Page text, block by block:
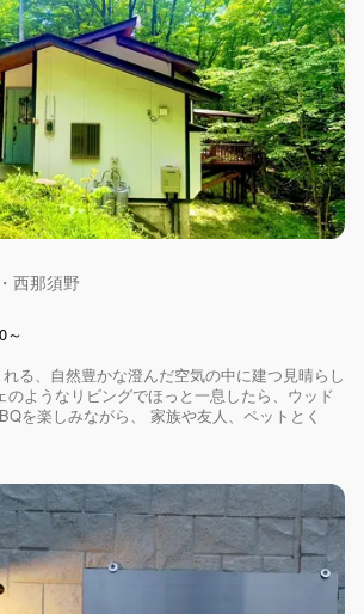
西那須野
～
る、自然豊かな澄んだ空気の中に建つ見晴らし
ようなリビングでほっと一息したら、ウッド
を楽しみながら、 家族や友人、ペットとく